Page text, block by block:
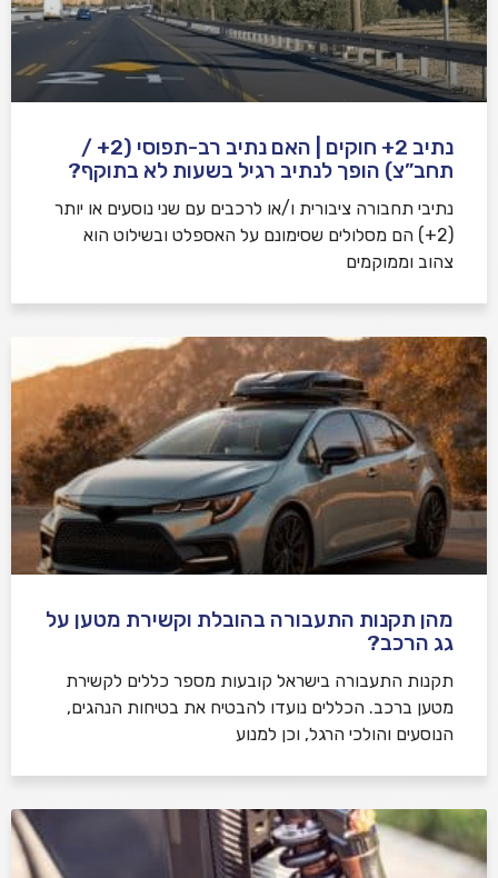
נתיב 2+ חוקים | האם נתיב רב-תפוסי (2+ /
תחב”צ) הופך לנתיב רגיל בשעות לא בתוקף?
נתיבי תחבורה ציבורית ו/או לרכבים עם שני נוסעים או יותר
(2+) הם מסלולים שסימונם על האספלט ובשילוט הוא
צהוב וממוקמים
מהן תקנות התעבורה בהובלת וקשירת מטען על
גג הרכב?
תקנות התעבורה בישראל קובעות מספר כללים לקשירת
מטען ברכב. הכללים נועדו להבטיח את בטיחות הנהגים,
הנוסעים והולכי הרגל, וכן למנוע